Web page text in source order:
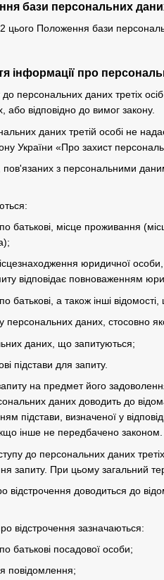
бази персональних
2 цього Положення бази
інформації про
персональних даних третіх
або відповідно до вимог закону.
даних третій особі не
України «Про захист
пов'язаних з персональними
батькові, місце проживання
юридичної особи,
відповідає повноваженням
батькові, а також інші
персональних даних, стосовно
даних, що запитуються;
підстави для запиту.
на предмет його
даних доводить до
підстави, визначеної у
інше не передбачено законом.
до персональних даних
запиту. При цьому загальний
відстрочення доводиться до
відстрочення зазначаються:
батькові посадової особи;
повідомлення;